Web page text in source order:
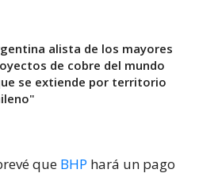
alista de los mayores
de cobre del mundo
se extiende por territorio
que BHP hará un pago